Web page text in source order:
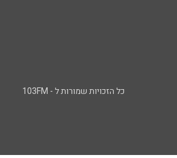
כל הזכויות שמורות ל - 103FM